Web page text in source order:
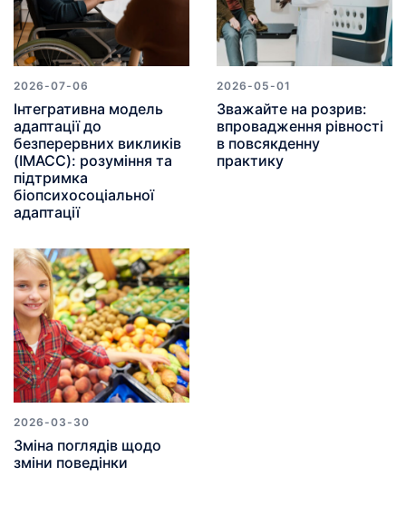
2026-07-06
Інтегративна модель
адаптації до
безперервних викликів
(IMACC): розуміння та
підтримка
біопсихосоціальної
адаптації
2026-05-01
Зважайте на розрив:
впровадження рівності
в повсякденну
практику
2026-03-30
Зміна поглядів щодо
зміни поведінки